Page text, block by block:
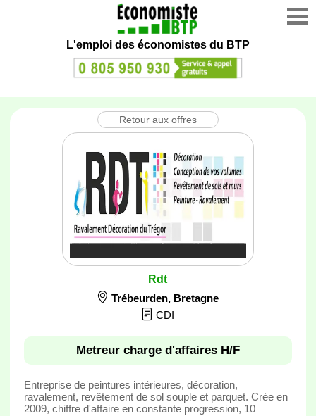
L'emploi des économistes du BTP
Retour aux offres
Rdt
Trébeurden, Bretagne
CDI
Metreur charge d'affaires H/F
Entreprise de peintures intérieures, décoration,
ravalement, revêtement de sol souple et parquet. Crée en
2009, chiffre d'affaire en constante progression, 10